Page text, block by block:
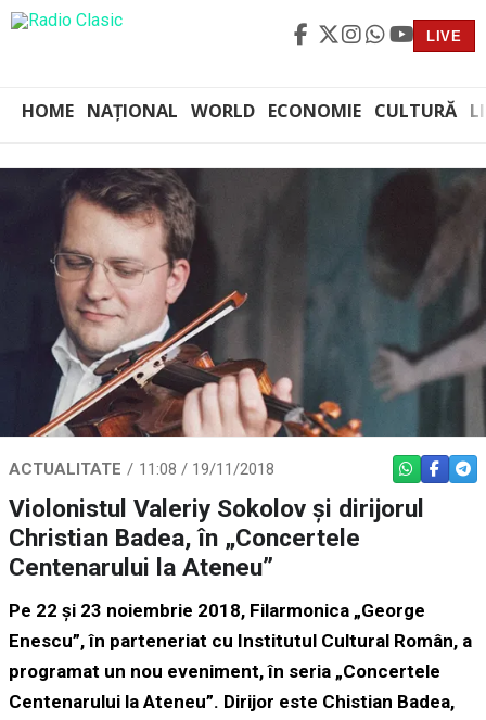
LIVE
HOME NAȚIONAL WORLD ECONOMIE CULTURĂ
ACTUALITATE 11:08 / 19/11/2018 WHATSAPP
Violonistul Valeriy Sokolov și dirijorul
Christian Badea, în „Concertele
Centenarului la Ateneu”
Pe 22 şi 23 noiembrie 2018, Filarmonica „George
Enescu”, în parteneriat cu Institutul Cultural Român, a
programat un nou eveniment, în seria „Concertele
Centenarului la Ateneu”. Dirijor este Chistian Badea,